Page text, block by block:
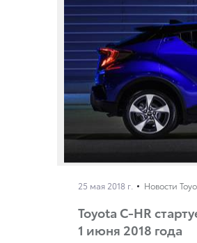
25 мая 2018 г. Новости
Toyota C-HR
1 июня 2018 года